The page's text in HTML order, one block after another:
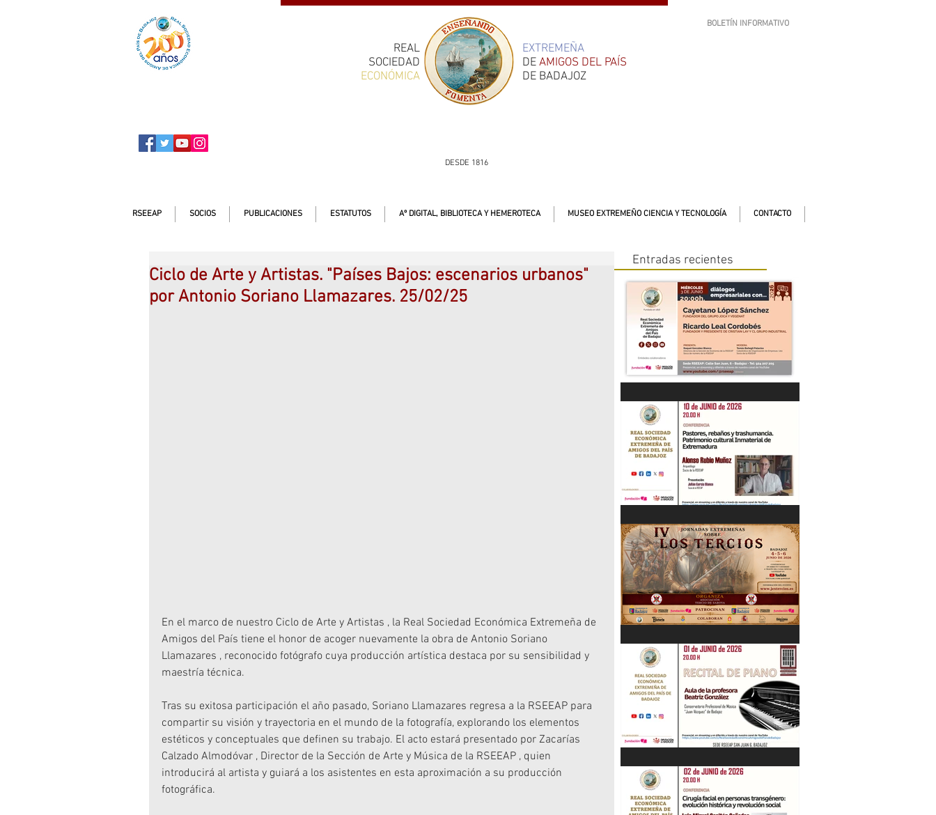
EXTREMEÑA
DE AMIGOS DEL PAÍS
DE BADAJOZ
REAL
SOCIEDAD
ECONÓMICA
BOLETÍN INFORMATIVO
DESDE 1816
RSEEAP SOCIOS PUBLICACIONES ESTATUTOS Aº DIGITAL, BIBLIOTECA Y HEMEROTECA MUSEO EXTREMEÑO CIENCIA Y TECNOLOGÍA CONTACTO
Ciclo de Arte y Artistas. "Países Bajos: escenarios urbanos"
por Antonio Soriano Llamazares. 25/02/25
En el marco de nuestro Ciclo de Arte y Artistas , la Real Sociedad Económica Extremeña de
Amigos del País tiene el honor de acoger nuevamente la obra de Antonio Soriano
Llamazares , reconocido fotógrafo cuya producción artística destaca por su sensibilidad y
maestría técnica.
Tras su exitosa participación el año pasado, Soriano Llamazares regresa a la RSEEAP para
compartir su visión y trayectoria en el mundo de la fotografía, explorando los elementos
estéticos y conceptuales que definen su trabajo. El acto estará presentado por Zacarías
Calzado Almodóvar , Director de la Sección de Arte y Música de la RSEEAP , quien
introducirá al artista y guiará a los asistentes en esta aproximación a su producción
fotográfica.
Entradas recientes
“DIÁLOGOS EMPRESARIALES CON...”
Cayetano López Sánchez y Ricardo
Leal Cordobés 03/06/26
"Pastores, rebaños y trashumancia.
Patrimonio cultural Inmaterial de
Extremadura" Alonso Rubio Muñoz.
10/06/26
IV Jornadas Extremeñas sobre Los
Recital de Piano. Aula de la profesora
Beatriz González. 01/06/26